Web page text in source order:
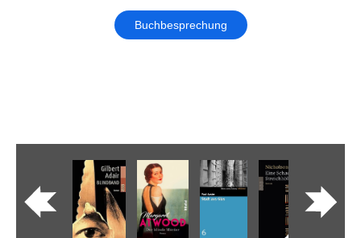
Buchbesprechung